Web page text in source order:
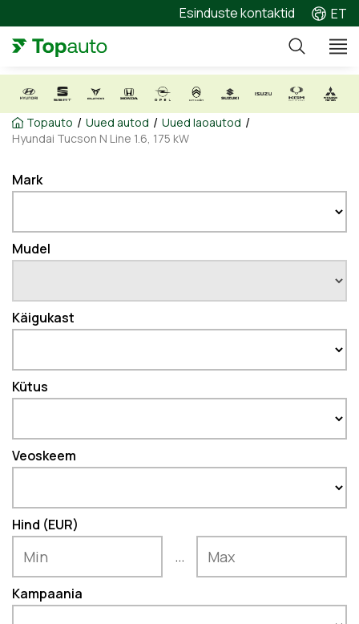
Esinduste kontaktid ET
Topauto / Uued autod / Uued laoautod /
Hyundai Tucson N Line 1.6, 175 kW
Mark
Mudel
Käigukast
Kütus
Veoskeem
Hind (EUR)
...
Kampaania